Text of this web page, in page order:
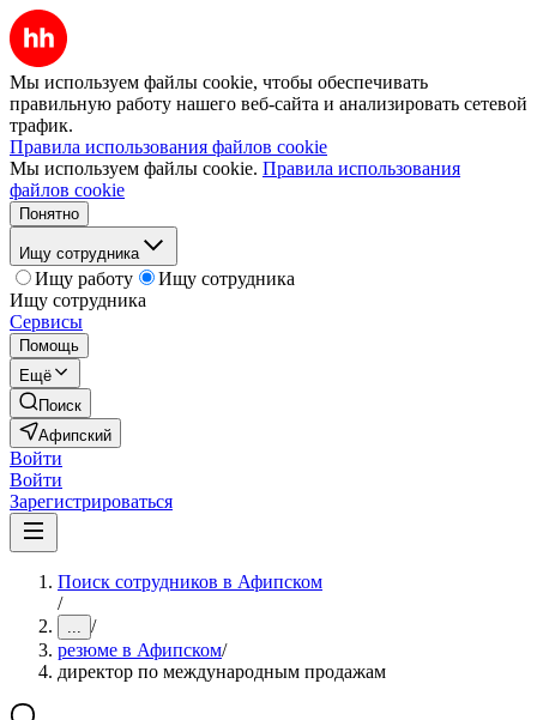
Мы используем файлы cookie, чтобы обеспечивать
правильную работу нашего веб-сайта и анализировать сетевой
трафик.
Правила использования файлов cookie
Мы используем файлы cookie. Правила использования
файлов cookie
Понятно
Ищу сотрудника
Ищу работу
Ищу сотрудника
Ищу сотрудника
Сервисы
Помощь
Ещё
Поиск
Афипский
Войти
Войти
Зарегистрироваться
Поиск сотрудников в Афипском
/
... /
резюме в Афипском/
директор по международным продажам